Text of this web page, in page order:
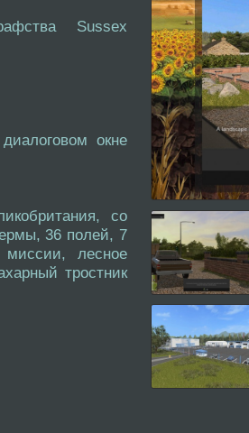
Sussex
окне
со
36 полей, 7
лесное
тростник